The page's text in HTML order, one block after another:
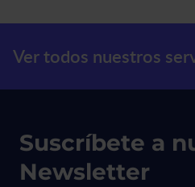
Menú Prefooter
Ver todos nuestros
Suscríbete a
Newsletter